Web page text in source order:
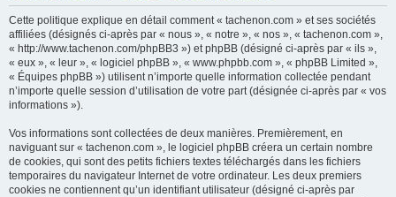
Cette politique explique en détail comment « tachenon.com » et ses sociétés
affiliées (désignés ci-après par « nous », « notre », « nos », « tachenon.com »,
« http://www.tachenon.com/phpBB3 ») et phpBB (désigné ci-après par « ils »,
« eux », « leur », « logiciel phpBB », « www.phpbb.com », « phpBB Limited »,
« Équipes phpBB ») utilisent n’importe quelle information collectée pendant
n’importe quelle session d’utilisation de votre part (désignée ci-après par « vos
informations »).
Vos informations sont collectées de deux manières. Premièrement, en
naviguant sur « tachenon.com », le logiciel phpBB créera un certain nombre
de cookies, qui sont des petits fichiers textes téléchargés dans les fichiers
temporaires du navigateur Internet de votre ordinateur. Les deux premiers
cookies ne contiennent qu’un identifiant utilisateur (désigné ci-après par